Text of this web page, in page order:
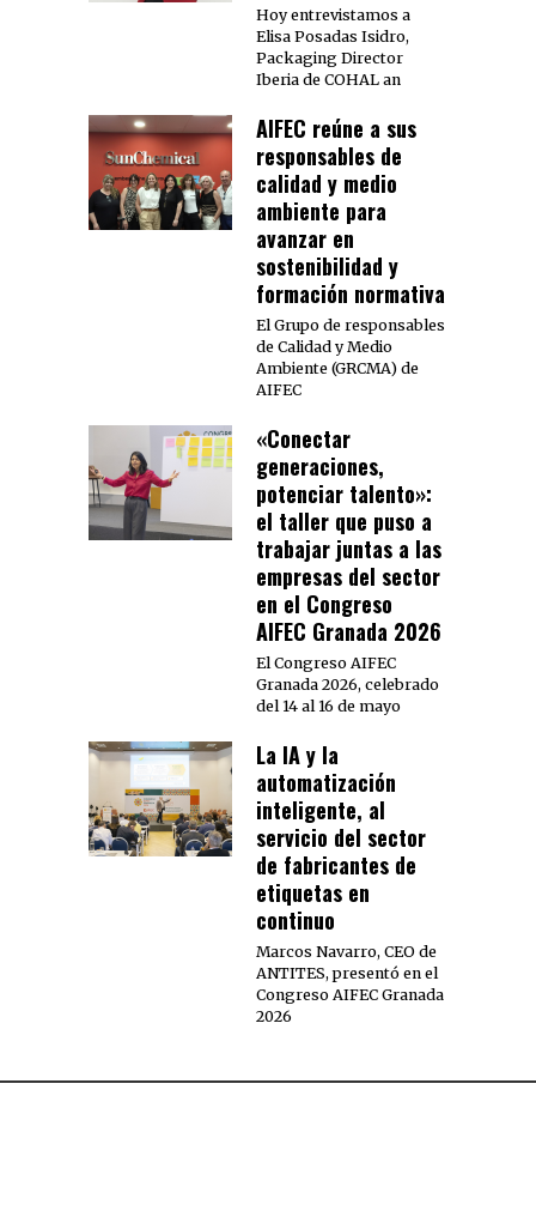
Hoy entrevistamos a
Elisa Posadas Isidro,
Packaging Director
Iberia de COHAL an
AIFEC reúne a sus
responsables de
calidad y medio
ambiente para
avanzar en
sostenibilidad y
formación normativa
El Grupo de responsables
de Calidad y Medio
Ambiente (GRCMA) de
AIFEC
«Conectar
generaciones,
potenciar talento»:
el taller que puso a
trabajar juntas a las
empresas del sector
en el Congreso
AIFEC Granada 2026
El Congreso AIFEC
Granada 2026, celebrado
del 14 al 16 de mayo
La IA y la
automatización
inteligente, al
servicio del sector
de fabricantes de
etiquetas en
continuo
Marcos Navarro, CEO de
ANTITES, presentó en el
Congreso AIFEC Granada
2026